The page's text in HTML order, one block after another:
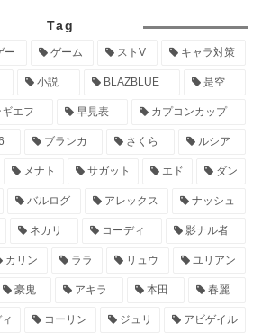
Tag
ー ゲーム ストV キャラ対策
小説 BLAZBLUE 是空
エフ 早見表 カプコンカップ
ブランカ さくら ルシア
メナト サガット エド ダン
バルログ アレックス ナッシュ
ネカリ コーディ 影ナル者
カリン ララ リュウ ユリアン
豪鬼 アキラ 本田 春麗
コーリン ジュリ アビゲイル